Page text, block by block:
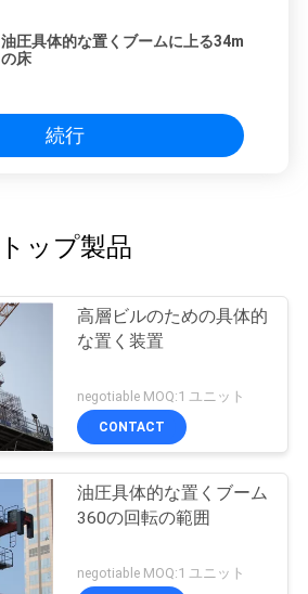
油圧具体的な置くブームに上る34m
の床
続行
トップ製品
高層ビルのための具体的
な置く装置
negotiable MOQ:1 ユニット
CONTACT
油圧具体的な置くブーム
360の回転の範囲
negotiable MOQ:1 ユニット